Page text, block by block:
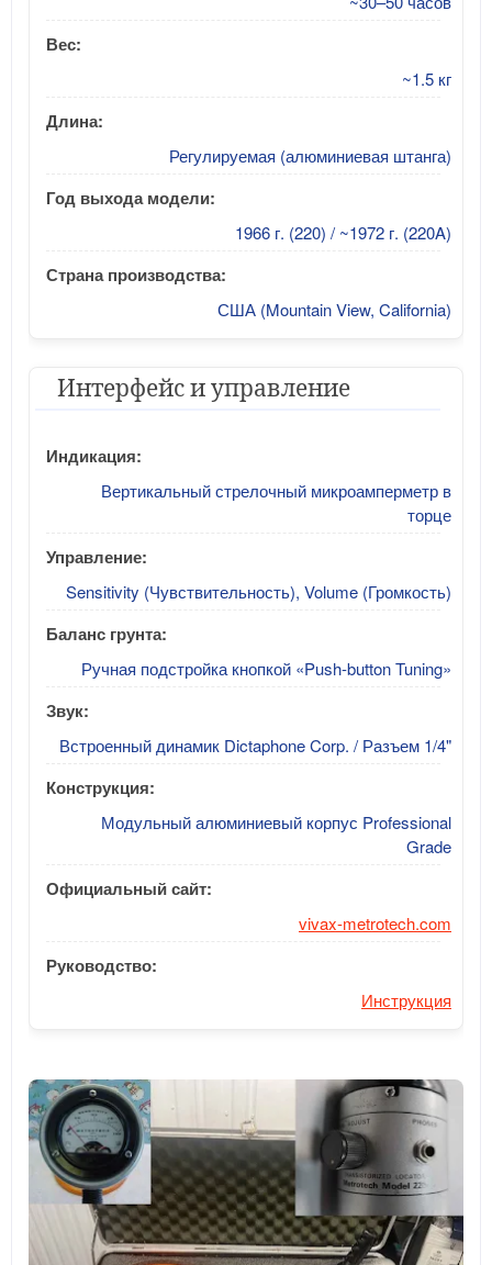
Вес:
~1.5 кг
Длина:
Регулируемая (алюминиевая штанга)
Год выхода модели:
1966 г. (220) / ~1972 г. (220A)
Страна производства:
США (Mountain View, California)
Интерфейс и управление
Индикация:
Вертикальный стрелочный микроамперметр в
торце
Управление:
Sensitivity (Чувствительность), Volume (Громкость)
Баланс грунта:
Ручная подстройка кнопкой «Push-button Tuning»
Звук:
Встроенный динамик Dictaphone Corp. / Разъем 1/4"
Конструкция:
Модульный алюминиевый корпус Professional
Grade
Официальный сайт:
vivax-metrotech.com
Руководство:
Инструкция